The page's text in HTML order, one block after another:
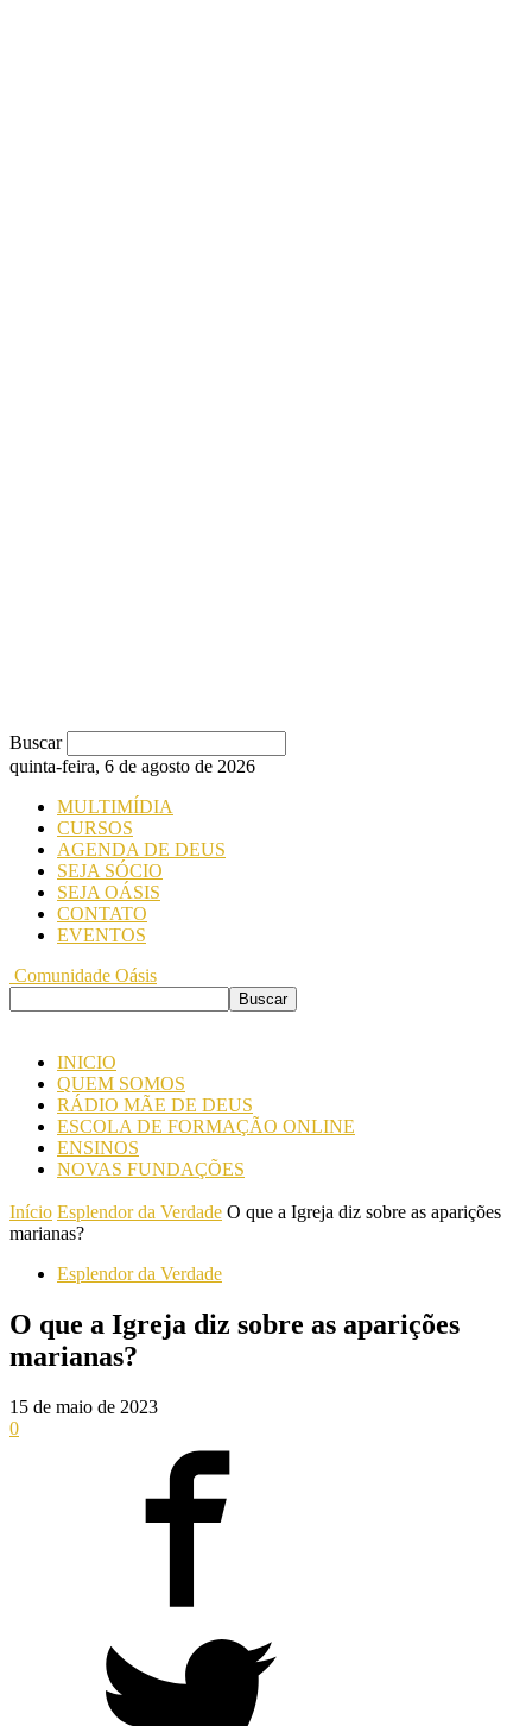
Buscar
quinta-feira, 6 de agosto de 2026
MULTIMÍDIA
CURSOS
AGENDA DE DEUS
SEJA SÓCIO
SEJA OÁSIS
CONTATO
EVENTOS
Comunidade Oásis
INICIO
QUEM SOMOS
RÁDIO MÃE DE DEUS
ESCOLA DE FORMAÇÃO ONLINE
ENSINOS
NOVAS FUNDAÇÕES
Início Esplendor da Verdade O que a Igreja diz sobre as aparições
marianas?
Esplendor da Verdade
O que a Igreja diz sobre as aparições
marianas?
15 de maio de 2023
0